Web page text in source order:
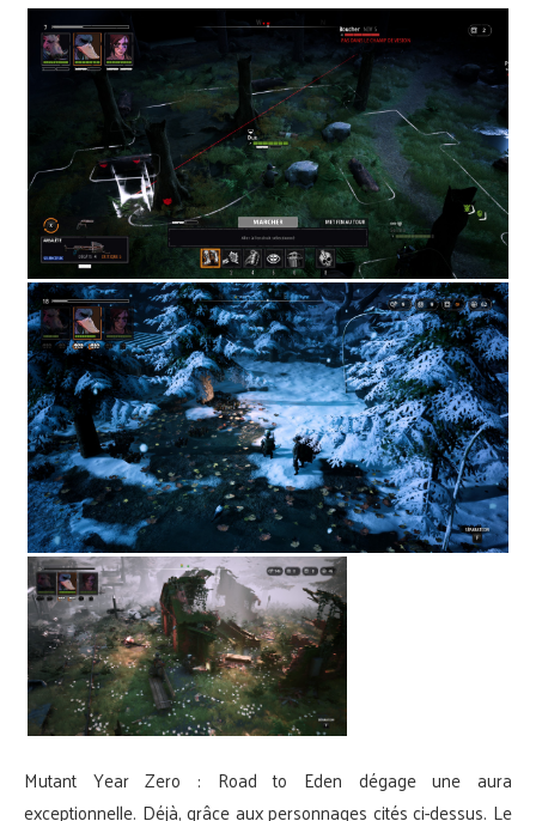
Mutant Year Zero : Road to Eden dégage une aura
exceptionnelle. Déjà, grâce aux personnages cités ci-dessus. Le